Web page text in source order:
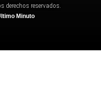
derechos reservados.
Minuto